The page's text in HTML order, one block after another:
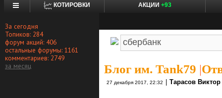
КОТИРОВКИ АКЦИИ +93
За сегодня
Топиков: 284
форум акций: 406
остальные форумы: 1161
комментариев: 2749
за месяц
Блог им. Tank79 |
27 декабря 2017, 22:32 Тарасов Виктор